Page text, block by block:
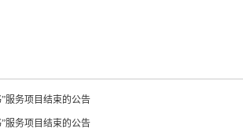
服务项目结束的公告
服务项目结束的公告